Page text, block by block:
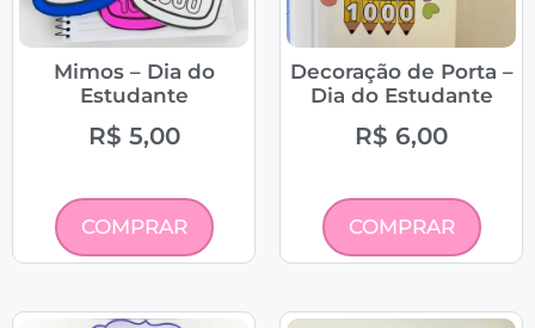
Mimos – Dia do
Estudante
R$ 5,00
COMPRAR
Decoração de Porta –
Dia do Estudante
R$ 6,00
COMPRAR